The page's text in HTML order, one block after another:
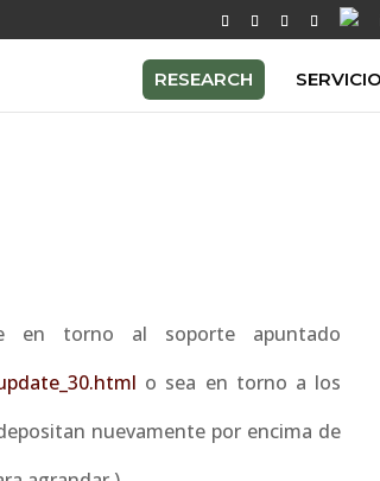
RESEARCH
en torno al soporte apuntado
o sea en torno a los
nuevamente por encima de